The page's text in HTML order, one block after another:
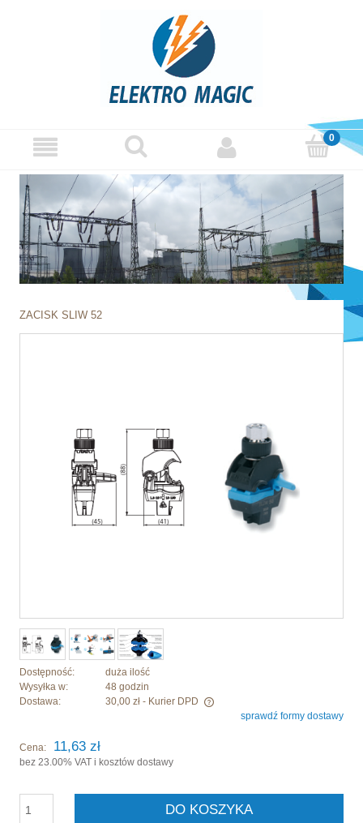
ZACISK SLIW 52
Dostępność:
duża ilość
Wysyłka w:
48 godzin
Dostawa:
30,00 zł - Kurier DPD
Cena nie zawiera ewentualnych kosztów płatnościsprawdź formy dostawy
Cena: 11,63 zł
bez 23.00% VAT i kosztów dostawy
DO KOSZYKA